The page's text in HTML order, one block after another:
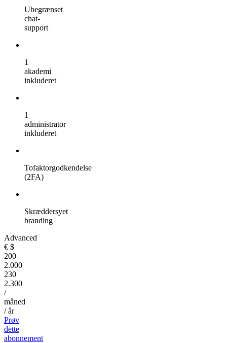
Ubegrænset
chat-
support
1
akademi
inkluderet
1
administrator
inkluderet
Tofaktorgodkendelse
(2FA)
Skræddersyet
branding
Advanced
€ $
200
2.000
230
2.300
/
måned
/ år
Prøv
dette
abonnement